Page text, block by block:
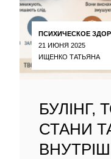
ПСИХИЧЕСКОЕ
21 ИЮНЯ 2025
ИЩЕНКО ТАТЬЯНА
БУЛІНГ,
СТАНИ